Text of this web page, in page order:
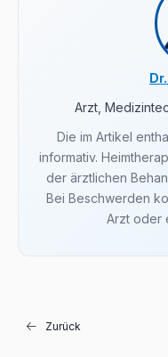
Arzt,
Die im Artikel
informativ.
der ärztlichen
Bei Beschwerden
Arzt oder
Zurück